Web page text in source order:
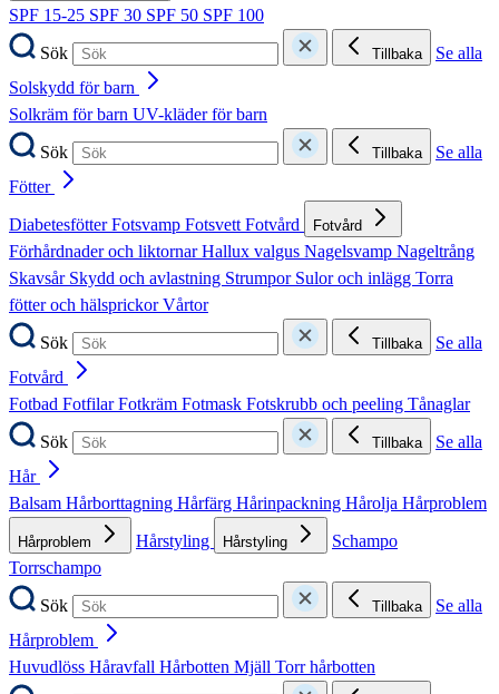
SPF 15-25 SPF 30 SPF 50 SPF 100
Sök
Tillbaka
Se alla
Solskydd för barn
Solkräm för barn UV-kläder för barn
Sök
Tillbaka
Se alla
Fötter
DiabetesfötterFotsvamp FotsvettFotvård Fotvård
Förhårdnader och liktornarHallux valgus Nagelsvamp Nageltrång
Skavsår Skydd och avlastning Strumpor Sulor och inlägg Torra
fötter och hälsprickorVårtor
Sök
Tillbaka
Se alla
Fotvård
Fotbad FotfilarFotkräm Fotmask Fotskrubb och peeling Tånaglar
Sök
Tillbaka
Se alla
Hår
Balsam Hårborttagning Hårfärg Hårinpackning Hårolja Hårproblem
Hårproblem Hårstyling Hårstyling
Schampo
Torrschampo
Sök
Tillbaka
Se alla
Hårproblem
Huvudlöss Håravfall Hårbotten Mjäll Torr hårbotten